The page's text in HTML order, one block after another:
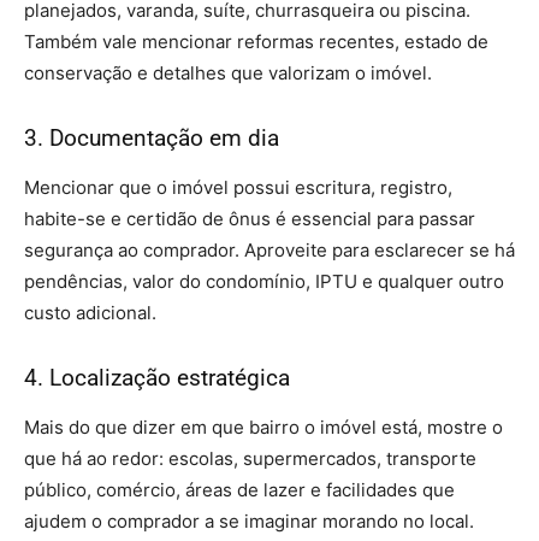
planejados, varanda, suíte, churrasqueira ou piscina.
Também vale mencionar reformas recentes, estado de
conservação e detalhes que valorizam o imóvel.
3. Documentação em dia
Mencionar que o imóvel possui escritura, registro,
habite-se e certidão de ônus é essencial para passar
segurança ao comprador. Aproveite para esclarecer se há
pendências, valor do condomínio, IPTU e qualquer outro
custo adicional.
4. Localização estratégica
Mais do que dizer em que bairro o imóvel está, mostre o
que há ao redor: escolas, supermercados, transporte
público, comércio, áreas de lazer e facilidades que
ajudem o comprador a se imaginar morando no local.